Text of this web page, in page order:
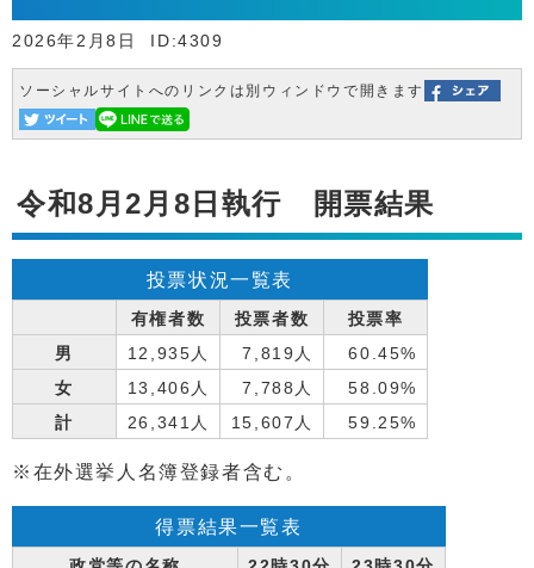
2026年2月8日 ID:4309
ソーシャルサイトへのリンクは別ウィンドウで開きます
令和8月2月8日執行 開票結果
投票状況一覧表
有権者数 投票者数
投票率
男
12,935人 7,819人
60.45%
女
13,406人 7,788人
58.09%
計
26,341人 15,607人 59.25%
※在外選挙人名簿登録者含む。
得票結果一覧表